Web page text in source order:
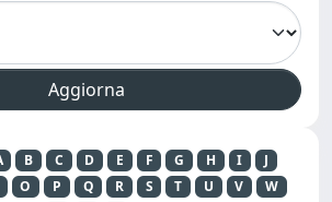
B C D E F G H I
J
O P Q R S T U V
W